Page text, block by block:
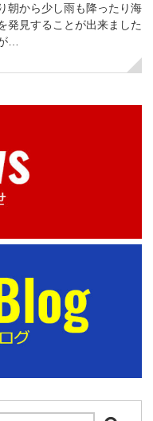
朝から少し雨も降ったり海
発見することが出来ました
…